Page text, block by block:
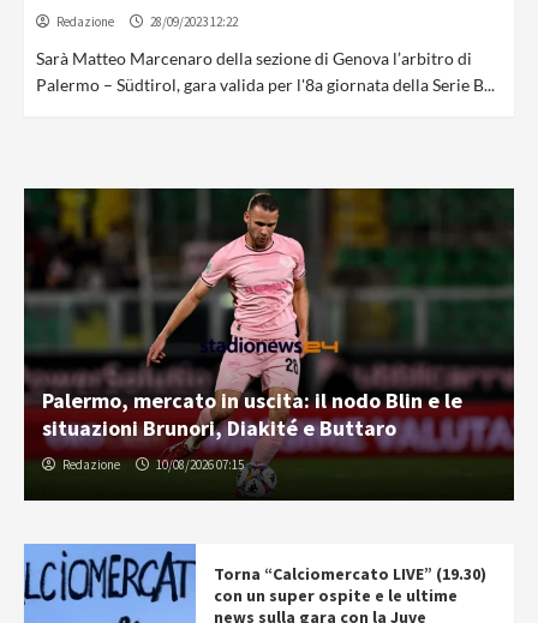
Redazione 28/09/2023 12:22
Sarà Matteo Marcenaro della sezione di Genova l’arbitro di
Palermo – Südtirol, gara valida per l'8a giornata della Serie B...
Palermo, mercato in uscita: il nodo Blin e le
situazioni Brunori, Diakité e Buttaro
Redazione 10/08/2026 07:15
Torna “Calciomercato LIVE” (19.30)
con un super ospite e le ultime
news sulla gara con la Juve